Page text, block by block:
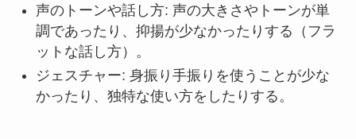
声のトーンや話し方: 声の大きさやトーンが単
調であったり、抑揚が少なかったりする（フラ
ットな話し方）。
ジェスチャー: 身振り手振りを使うことが少な
かったり、独特な使い方をしたりする。